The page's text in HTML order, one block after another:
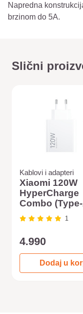
Napredna
brzinom do 5A.
Slični
Kablovi i adapteri
Xiaomi 120W
HyperCharge
Combo
1
4.990
Dodaj u